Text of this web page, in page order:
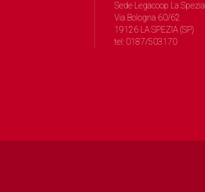
Sede Legacoop La Spezia
Via Bologna 60/62
19126 LA SPEZIA (SP)
tel: 0187/503170